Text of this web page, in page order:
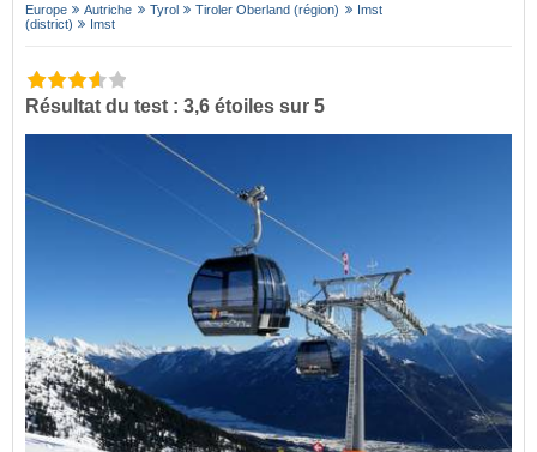
Europe Autriche Tyrol Tiroler Oberland (région)
Imst
(district)
Imst
Résultat du test : 3,6 étoiles sur 5